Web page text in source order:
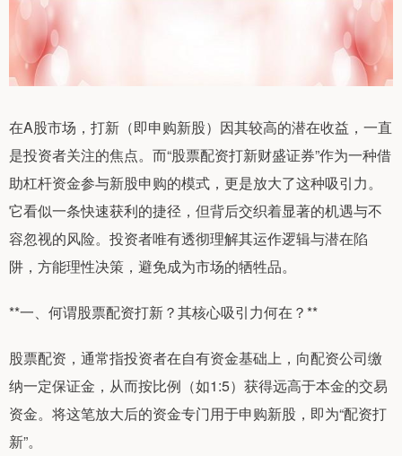
在A股市场，打新（即申购新股）因其较高的潜在收益，一直
是投资者关注的焦点。而“股票配资打新财盛证券”作为一种借
助杠杆资金参与新股申购的模式，更是放大了这种吸引力。
它看似一条快速获利的捷径，但背后交织着显著的机遇与不
容忽视的风险。投资者唯有透彻理解其运作逻辑与潜在陷
阱，方能理性决策，避免成为市场的牺牲品。
**一、何谓股票配资打新？其核心吸引力何在？**
股票配资，通常指投资者在自有资金基础上，向配资公司缴
纳一定保证金，从而按比例（如1:5）获得远高于本金的交易
资金。将这笔放大后的资金专门用于申购新股，即为“配资打
新”。